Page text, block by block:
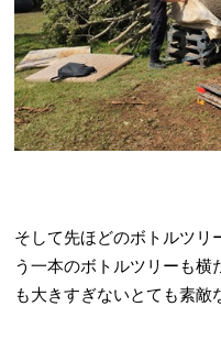
そして先ほどのボトルツリ
う一本のボトルツリーも横
も大きすぎないとても素敵